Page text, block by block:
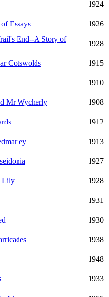
1924
Essays
1926
End--A Story of
1928
Cotswolds
1915
1910
Mr Wycherly
1908
1912
1913
1927
Lily
1928
1931
1930
1938
1948
1933